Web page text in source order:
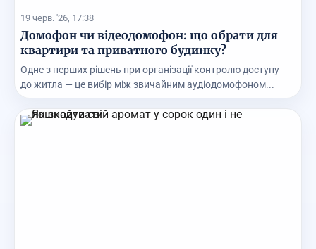
19 черв. '26, 17:38
Домофон чи відеодомофон: що обрати для
квартири та приватного будинку?
Одне з перших рішень при організації контролю доступу
до житла — це вибір між звичайним аудіодомофоном...